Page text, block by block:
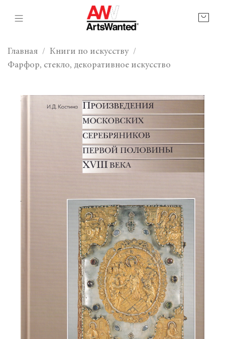
Главная
Книги по искусству
Фарфор, стекло, декоративное искусство